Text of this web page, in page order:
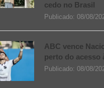
cedo no Brasil
Publicado: 08/08/
ABC vence
perto do acesso
Publicado: 08/08/